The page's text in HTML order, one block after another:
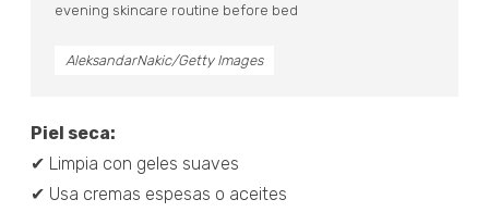
evening skincare routine before bed
AleksandarNakic/Getty Images
Piel seca:
✔ Limpia con geles suaves
✔ Usa cremas espesas o aceites